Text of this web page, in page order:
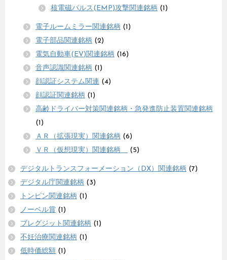
核電磁パルス(EMP)攻撃関連銘柄 (1)
電子ルームミラー関連銘柄 (1)
電子部品関連銘柄 (2)
電気自動車(EV)関連銘柄 (16)
音声認識関連銘柄 (1)
顔認証システム関連 (4)
顔認証関連銘柄 (1)
高齢ドライバー対策関連銘柄・急発進防止装置関連銘柄
(1)
ＡＲ（拡張現実）関連銘柄 (6)
ＶＲ（仮想現実）関連銘柄
(5)
デジタルトランスフォーメーション（DX）関連銘柄 (7)
デジタル庁関連銘柄 (3)
トンピン関連銘柄 (1)
ノーベル賞 (1)
ブレグジット関連銘柄 (1)
不妊治療関連銘柄 (1)
低時価総額 (1)